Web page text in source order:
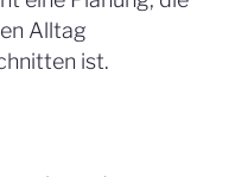
Alltag
ist.